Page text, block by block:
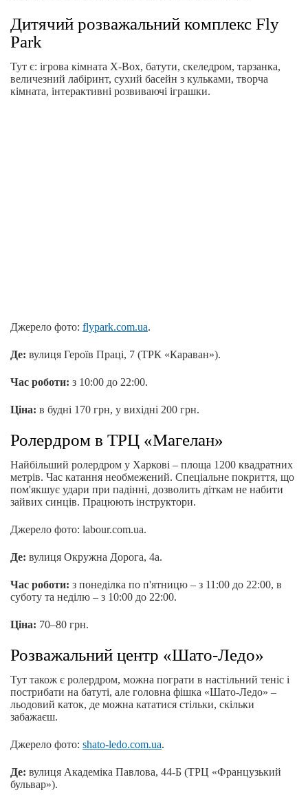
Дитячий розважальний комплекс Fly
Park
Тут є: ігрова кімната X-Box, батути, скеледром, тарзанка,
величезний лабіринт, сухий басейн з кульками, творча
кімната, інтерактивні розвиваючі іграшки.
Джерело фото: flypark.com.ua.
Де: вулиця Героїв Праці, 7 (ТРК «Караван»).
Час роботи: з 10:00 до 22:00.
Ціна: в будні 170 грн, у вихідні 200 грн.
Ролердром в ТРЦ «Магелан»
Найбільший ролердром у Харкові – площа 1200 квадратних
метрів. Час катання необмежений. Спеціальне покриття, що
пом'якшує удари при падінні, дозволить діткам не набити
зайвих синців. Працюють інструктори.
Джерело фото: labour.com.ua.
Де: вулиця Окружна Дорога, 4а.
Час роботи: з понеділка по п'ятницю – з 11:00 до 22:00, в
суботу та неділю – з 10:00 до 22:00.
Ціна: 70–80 грн.
Розважальний центр «Шато-Ледо»
Тут також є ролердром, можна пограти в настільний теніс і
пострибати на батуті, але головна фішка «Шато-Ледо» –
льодовий каток, де можна кататися стільки, скільки
забажаєш.
Джерело фото: shato-ledo.com.ua.
Де: вулиця Академіка Павлова, 44-Б (ТРЦ «Французький
бульвар»).